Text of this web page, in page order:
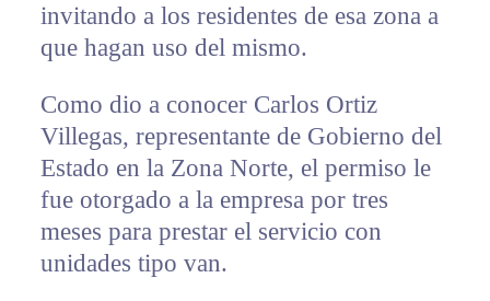
invitando a los residentes de esa zona a
que hagan uso del mismo.
Como dio a conocer Carlos Ortiz
Villegas, representante de Gobierno del
Estado en la Zona Norte, el permiso le
fue otorgado a la empresa por tres
meses para prestar el servicio con
unidades tipo van.